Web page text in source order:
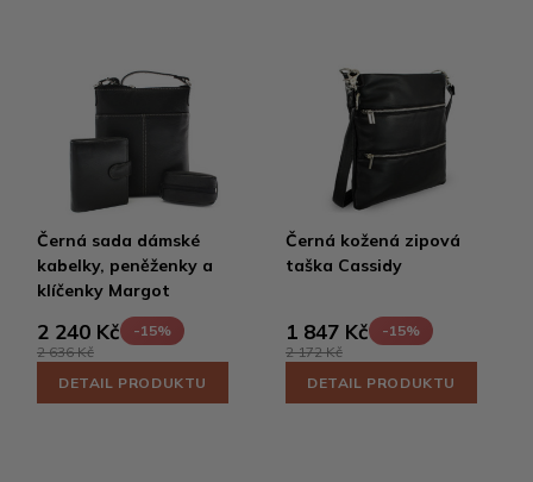
Černá sada dámské
kabelky, peněženky a
klíčenky Margot
2 240 Kč
-15%
2 636 Kč
DETAIL PRODUKTU
Černá kožená zipová
taška Cassidy
1 847 Kč
-15%
2 172 Kč
DETAIL PRODUKTU